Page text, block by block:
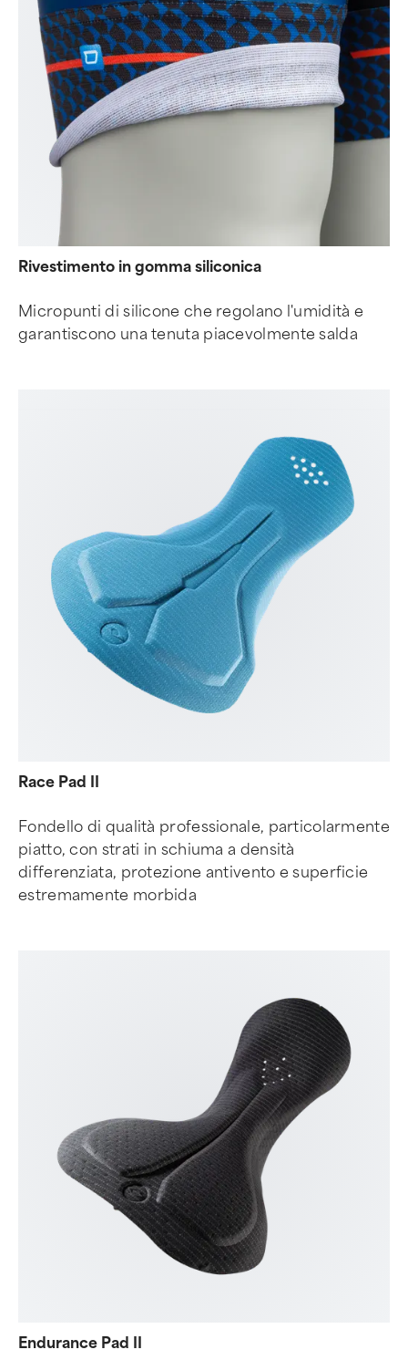
Rivestimento in gomma siliconica
Micropunti di silicone che regolano l'umidità e
garantiscono una tenuta piacevolmente salda
Race Pad II
Fondello di qualità professionale, particolarmente
piatto, con strati in schiuma a densità
differenziata, protezione antivento e superficie
estremamente morbida
Endurance Pad II